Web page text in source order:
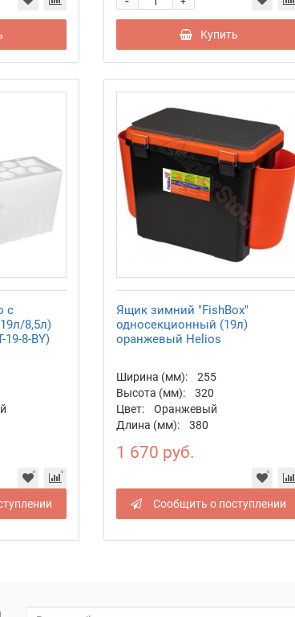
Купить
с
8,5л)
19-8-BY)
Ящик зимний "FishBox"
односекционный (19л)
оранжевый Helios
Ширина (мм):
255
Высота (мм):
320
Цвет:
Оранжевый
Длина (мм):
380
1 670 руб.
Сообщить о поступлении